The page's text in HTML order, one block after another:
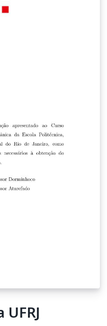
languages
other institutions.
de 2008 Com
III, páginas 22 e
All of its content is
useful, but without
warranty of